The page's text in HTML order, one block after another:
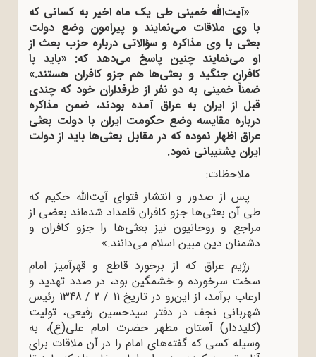
«آیت‌الله خمینی طی یک ماه اخیر به کسانی که
با وی ملاقات می‌نمایند و پیرامون وضع دولت
بعثی با وی مذاکره و سؤالاتی درباره حزب بعث از
او می‌نمایند چنین پاسخ می‌دهد که: «باید با
کافران جنگید و بعثی‌ها هم جزو کافران هستند.»
ضمناً خمینی به دو نفر از طرفداران خود که چندی
قبل از ایران به عراق آمده بودند، ضمن مذاکره
درباره مقایسه وضع حکومت ایران با دولت بعثی
عراق اظهار نموده که در مقابل بعثی‌ها باید از دولت
ایران پشتیبانی نمود.
ملاحظات:
پس از صدور و انتشار فتوای آیت‌الله حکیم که
طی آن بعثی‌ها جزو کافران قلمداد شده‌اند بعضی از
مراجع و روحانیون نیز بعثی‌ها را جزو کافران و
دشمنان دین مبین اسلام می‌دانند.»
رژیم عراق که از برخورد قاطع و قهر‌آمیز امام
سخت سرخورده و خشمگین بود، در صدد تهدید و
ارعاب برآمد، از این‌رو در تاریخ 11 / 2 / 1348 رئیس
شهربانی نجف در دفتر سیدحسین رفیعی، تولیت
(کلیددار) آستان مطهر حضرت امام علی(ع)، به
وسیله کسی که گفته‌های امام را در آن ملاقات برای